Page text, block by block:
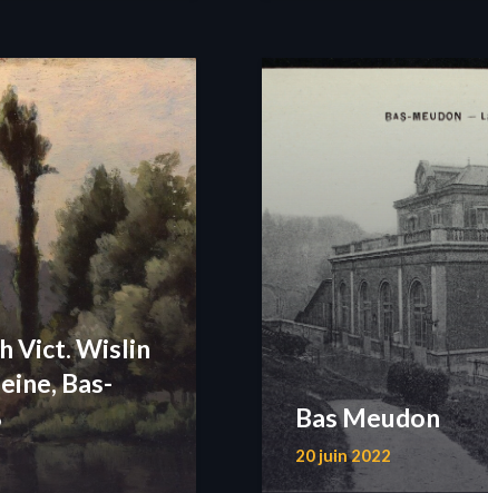
Vict. Wislin
Bas-
Bas Meudon
20 juin 2022